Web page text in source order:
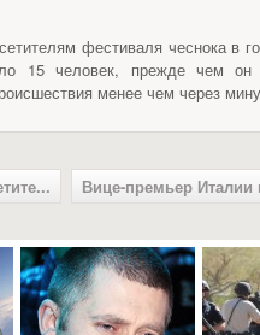
фестиваля чеснока в
15 человек, прежде чем
менее чем через
Вице-премьер Италии